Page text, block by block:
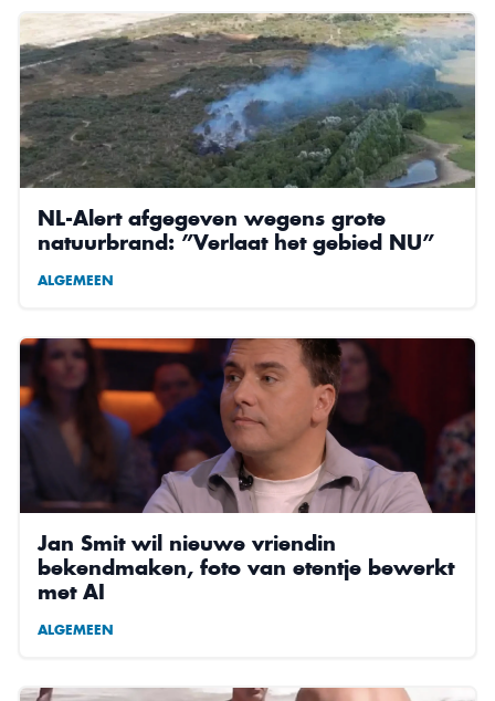
NL-Alert afgegeven wegens grote
natuurbrand: ”Verlaat het gebied NU”
ALGEMEEN
Jan Smit wil nieuwe vriendin
bekendmaken, foto van etentje bewerkt
met AI
ALGEMEEN